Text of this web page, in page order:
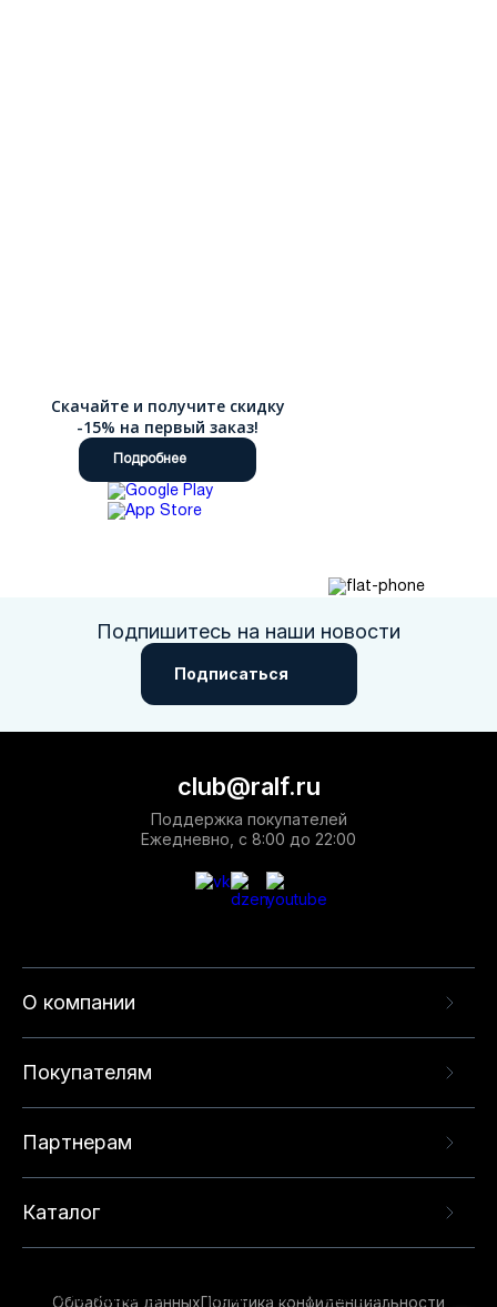
Скачайте и получите скидку
-15% на первый заказ!
Подробнее
Подпишитесь на наши новости
Подписаться
О компании
Покупателям
Партнерам
Каталог
club@ralf.ru
Поддержка покупателей
Ежедневно, с 8:00 до 22:00
Обработка данныхПолитика конфиденциальности
опыта на нашем сайте. Продолжая использовать